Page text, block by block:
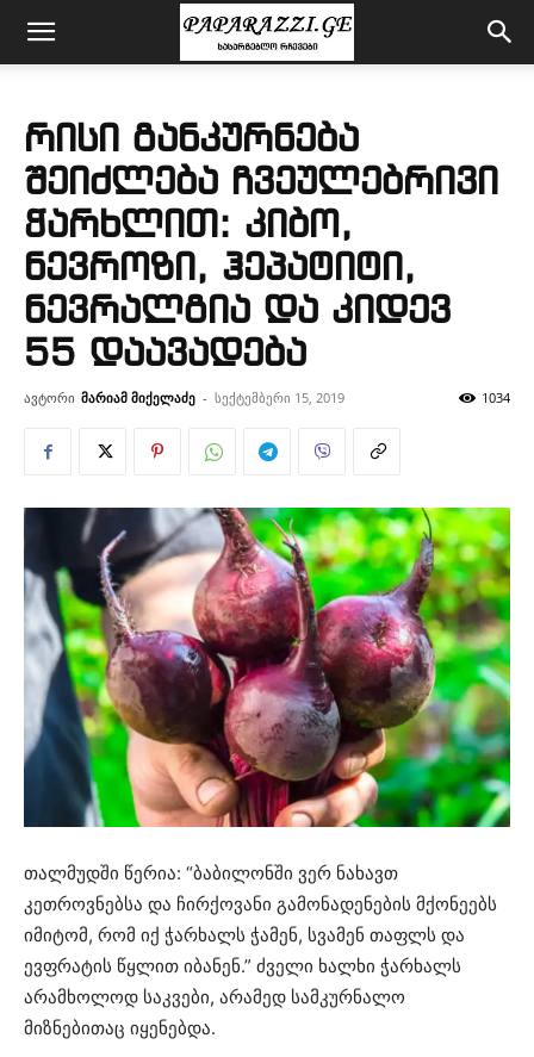
რისი განკურნება
შეიძლება ჩვეულებრივი
ჭარხლით: კიბო,
ნევროზი, ჰეპატიტი,
ნევრალგია და კიდევ
55 დაავადება
ავტორი მარიამ მიქელაძე - სექტემბერი 15, 2019 1034
თალმუდში წერია: “ბაბილონში ვერ ნახავთ
კეთროვნებსა და ჩირქოვანი გამონადენების მქონეებს
იმიტომ, რომ იქ ჭარხალს ჭამენ, სვამენ თაფლს და
ევფრატის წყლით იბანენ.” ძველი ხალხი ჭარხალს
არამხოლოდ საკვები, არამედ სამკურნალო
მიზნებითაც იყენებდა.